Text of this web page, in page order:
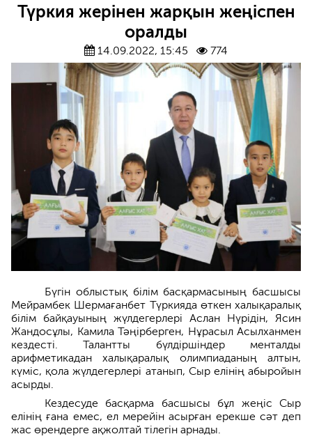
Түркия жерінен жарқын жеңіспен
оралды
14.09.2022, 15:45 774
Бүгін облыстық білім басқармасының басшысы
Мейрамбек Шермағанбет Түркияда өткен халықаралық
білім байқауының жүлдегерлері Аслан Нүрідін, Ясин
Жандосұлы, Камила Тәңірберген, Нұрасыл Асылханмен
кездесті. Талантты бүлдіршіндер менталды
арифметикадан халықаралық олимпиаданың алтын,
күміс, қола жүлдегерлері атанып, Сыр елінің абыройын
асырды.
Кездесуде басқарма басшысы бұл жеңіс Сыр
елінің ғана емес, ел мерейін асырған ерекше сәт деп
жас өрендерге ақжолтай тілегін арнады.